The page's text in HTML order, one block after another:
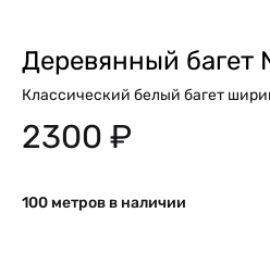
Деревянный багет
Классический белый багет
2300 ₽
100 метров в наличии